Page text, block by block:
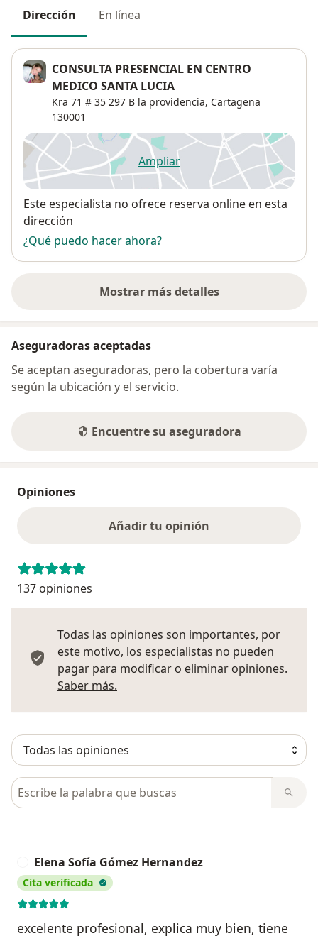
Dirección En línea
CONSULTA PRESENCIAL EN CENTRO
MEDICO SANTA LUCIA
Kra 71 # 35 297 B la providencia, Cartagena
130001
Ampliarse abre en una nueva
Disponibilidad
Este especialista no ofrece reserva online en esta
dirección
¿Qué puedo hacer ahora?
Mostrar más detalles
sobre la dirección
Aseguradoras aceptadas
Se aceptan aseguradoras, pero la cobertura varía
según la ubicación y el servicio.
Encuentre su aseguradora
Opiniones
Añadir tu opinión
137 opiniones
Todas las opiniones son importantes, por
este motivo, los especialistas no pueden
pagar para modificar o eliminar opiniones.
Saber más.
Busca en opiniones
Elena Sofía Gómez Hernandez
Cita verificada
excelente profesional, explica muy bien, tiene